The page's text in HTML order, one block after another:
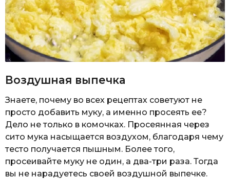
Воздушная выпечка
Знаете, почему во всех рецептах советуют не
просто добавить муку, а именно просеять ее?
Дело не только в комочках. Просеянная через
сито мука насыщается воздухом, благодаря чему
тесто получается пышным. Более того,
просеивайте муку не один, а два-три раза. Тогда
вы не нарадуетесь своей воздушной выпечке.